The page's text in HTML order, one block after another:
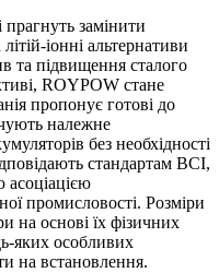
прагнуть замінити
іонні альтернативи
та підвищення сталого
ROYPOW стане
пропонує готові до
належне
без необхідності
стандартам BCI,
промисловості. Розміри
на основі їх фізичних
яких особливих
на встановлення.